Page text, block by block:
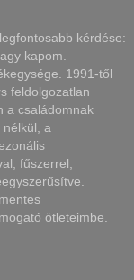
kérdése:
kapom.
1991-től
feldolgozatlan
a családomnak
a
fűszerrel,
ötleteimbe.